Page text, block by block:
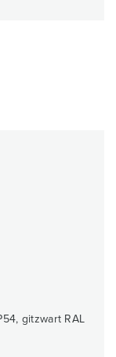
gitzwart RAL